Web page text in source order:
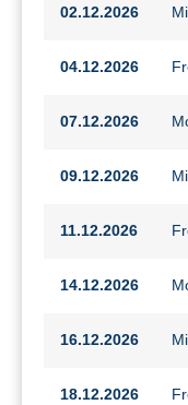
02.12.2026
04.12.2026
07.12.2026
09.12.2026
11.12.2026
14.12.2026
16.12.2026
18.12.2026